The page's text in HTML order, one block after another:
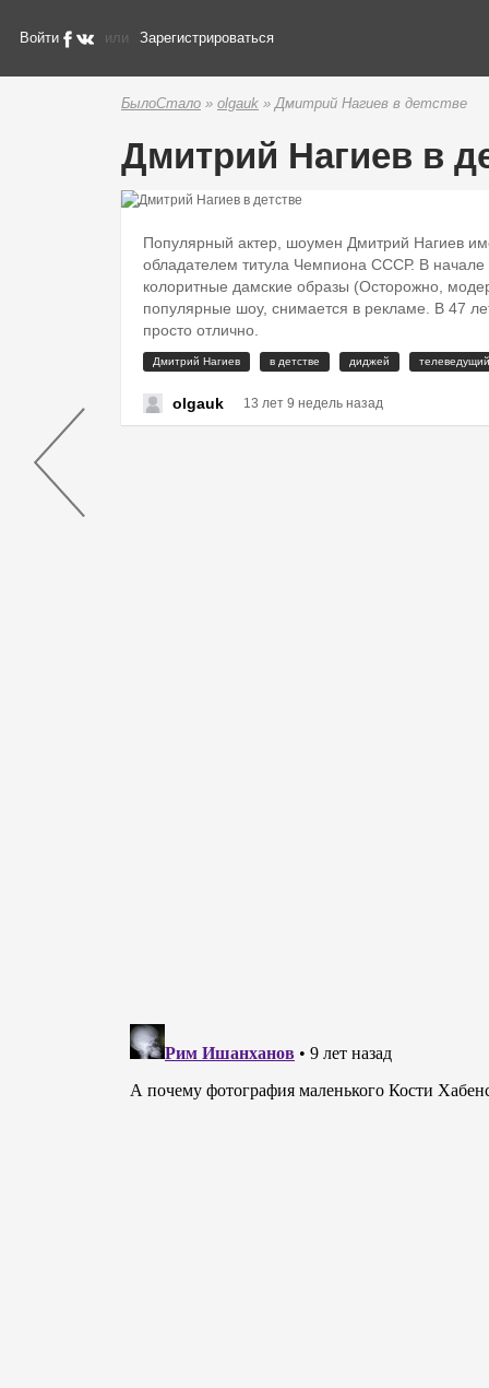
Войти или Зарегистрироваться
БылоСтало » olgauk » Дмитрий Нагиев в детстве
Дмитрий Нагиев в
Популярный актер, шоумен Дмитрий Нагиев
обладателем титула Чемпиона СССР. В
колоритные дамские образы (Осторожно,
популярные шоу, снимается в рекламе. В 47
просто отлично.
Дмитрий Нагиев в детстве диджей телеведущий
olgauk 13 лет 9 недель назад